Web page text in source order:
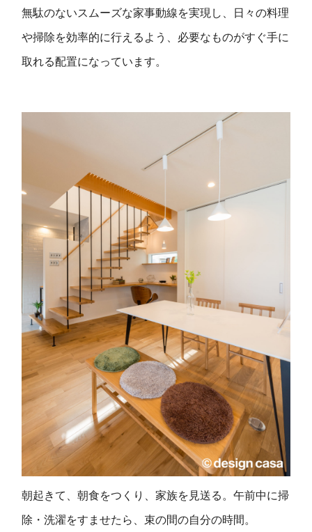
無駄のないスムーズな家事動線を実現し、日々の料理
や掃除を効率的に行えるよう、必要なものがすぐ手に
取れる配置になっています。
朝起きて、朝食をつくり、家族を見送る。午前中に掃
除・洗濯をすませたら、束の間の自分の時間。